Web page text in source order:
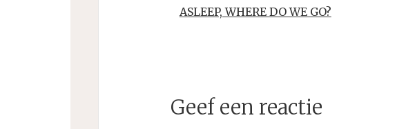
ASLEEP, WHERE DO WE GO?
Geef een reactie